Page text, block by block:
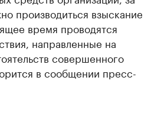
производиться взыскание
время проводятся
направленные на
совершенного
в сообщении пресс-